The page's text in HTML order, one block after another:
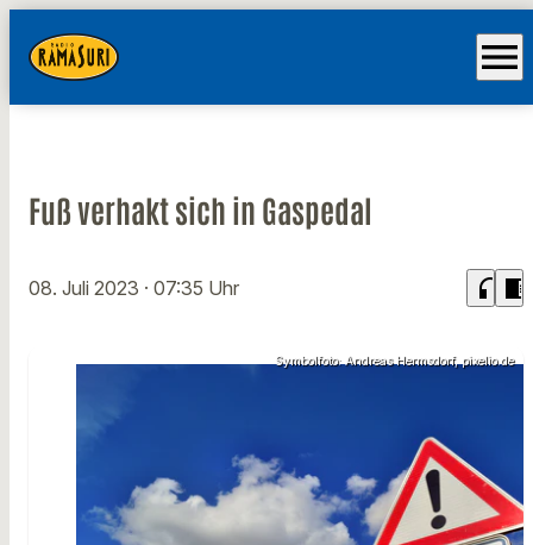
menu
Fuß verhakt sich in Gaspedal
08. Juli 2023 · 07:35 Uhr headphones chrome_reader_mode
Symbolfoto: Andreas Hermsdorf, pixelio.de